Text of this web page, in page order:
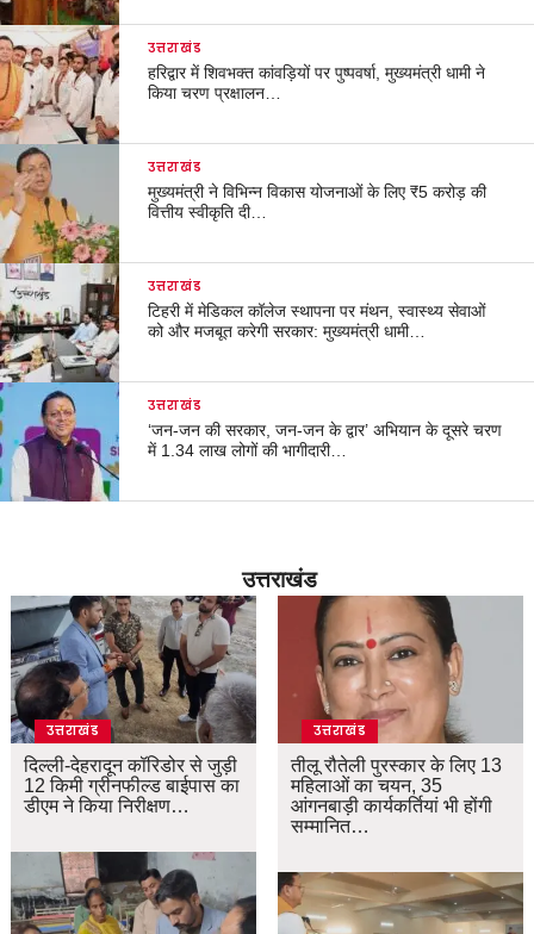
उत्तराखंड
हरिद्वार में शिवभक्त कांवड़ियों पर पुष्पवर्षा, मुख्यमंत्री धामी ने
किया चरण प्रक्षालन…
उत्तराखंड
मुख्यमंत्री ने विभिन्न विकास योजनाओं के लिए ₹5 करोड़ की
वित्तीय स्वीकृति दी…
उत्तराखंड
टिहरी में मेडिकल कॉलेज स्थापना पर मंथन, स्वास्थ्य सेवाओं
को और मजबूत करेगी सरकार: मुख्यमंत्री धामी…
उत्तराखंड
‘जन-जन की सरकार, जन-जन के द्वार’ अभियान के दूसरे चरण
में 1.34 लाख लोगों की भागीदारी…
उत्तराखंड
उत्तराखंड
दिल्ली-देहरादून कॉरिडोर से जुड़ी
12 किमी ग्रीनफील्ड बाईपास का
डीएम ने किया निरीक्षण…
उत्तराखंड
तीलू रौतेली पुरस्कार के लिए 13
महिलाओं का चयन, 35
आंगनबाड़ी कार्यकर्तियां भी होंगी
सम्मानित…